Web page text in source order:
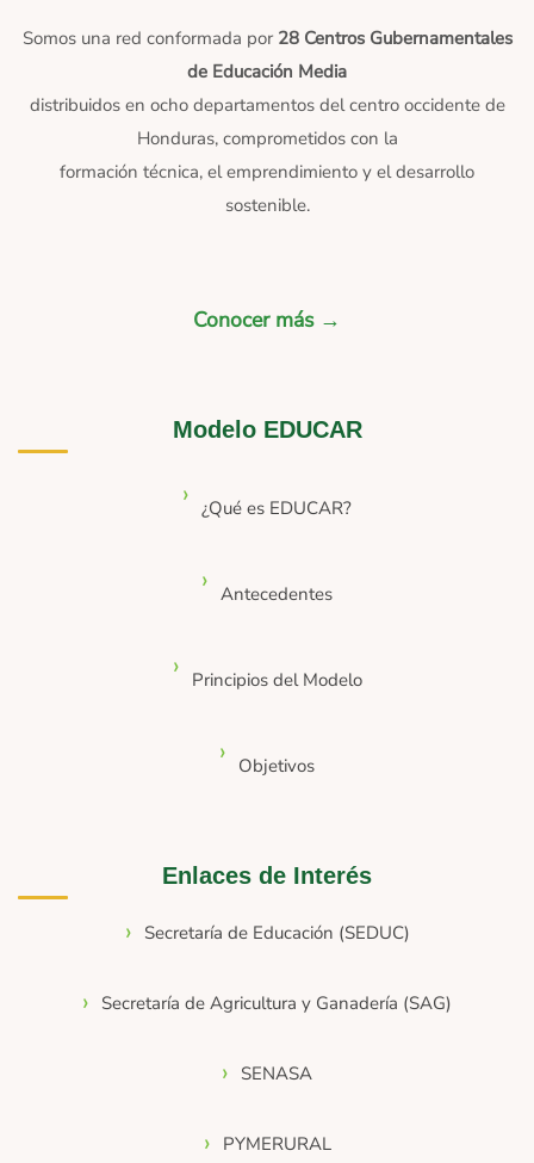
Somos una red conformada por 28 Centros Gubernamentales
de Educación Media
distribuidos en ocho departamentos del centro occidente de
Honduras, comprometidos con la
formación técnica, el emprendimiento y el desarrollo
sostenible.
Conocer más →
Modelo EDUCAR
¿Qué es EDUCAR?
Antecedentes
Principios del Modelo
Objetivos
Enlaces de Interés
Secretaría de Educación (SEDUC)
Secretaría de Agricultura y Ganadería (SAG)
SENASA
PYMERURAL